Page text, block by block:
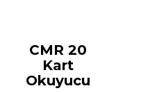
CMR 20
Kart
Okuyucu